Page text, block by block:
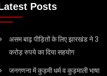
Posts
असम बाढ़ पीड़ितों के लिए झारखंड ने 3
करोड़ रुपये का दिया सहयोग
जनगणना में कुड़मी धर्म व कुड़माली भाषा